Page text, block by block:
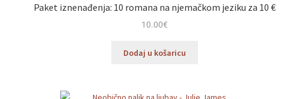
Paket iznenađenja: 10 romana na njemačkom jeziku za 10 €
10.00€
Dodaj u košaricu